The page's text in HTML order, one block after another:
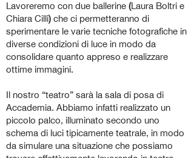
Lavoreremo con due ballerine (Laura Boltri e
Chiara Cilli) che ci permetteranno di
sperimentare le varie tecniche fotografiche in
diverse condizioni di luce in modo da
consolidare quanto appreso e realizzare
ottime immagini.
Il nostro “teatro” sarà la sala di posa di
Accademia. Abbiamo infatti realizzato un
piccolo palco, illuminato secondo uno
schema di luci tipicamente teatrale, in modo
da simulare una situazione che possiamo